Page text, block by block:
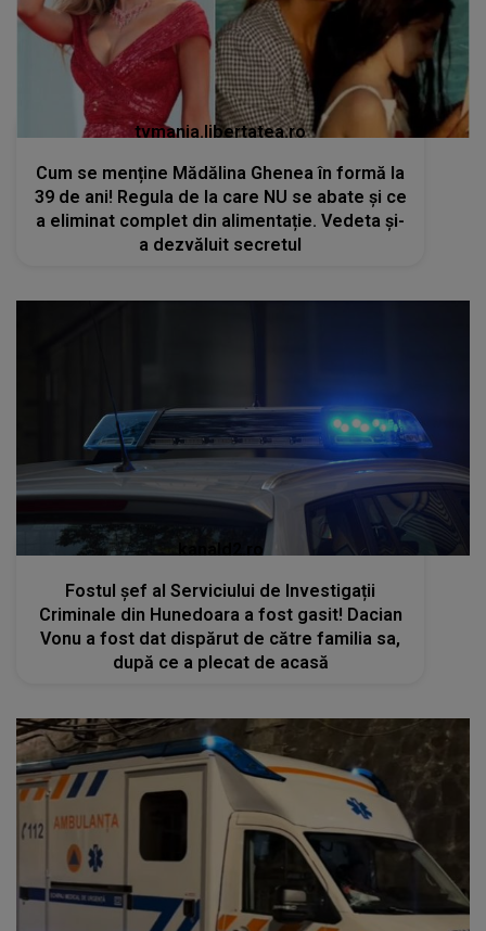
tvmania.libertatea.ro
Cum se menține Mădălina Ghenea în formă la
39 de ani! Regula de la care NU se abate și ce
a eliminat complet din alimentație. Vedeta și-
a dezvăluit secretul
kanald2.ro
Fostul șef al Serviciului de Investigații
Criminale din Hunedoara a fost gasit! Dacian
Vonu a fost dat dispărut de către familia sa,
după ce a plecat de acasă